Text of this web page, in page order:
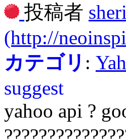
投稿者
(http://
カテゴリ :
suggest
yahoo api ?